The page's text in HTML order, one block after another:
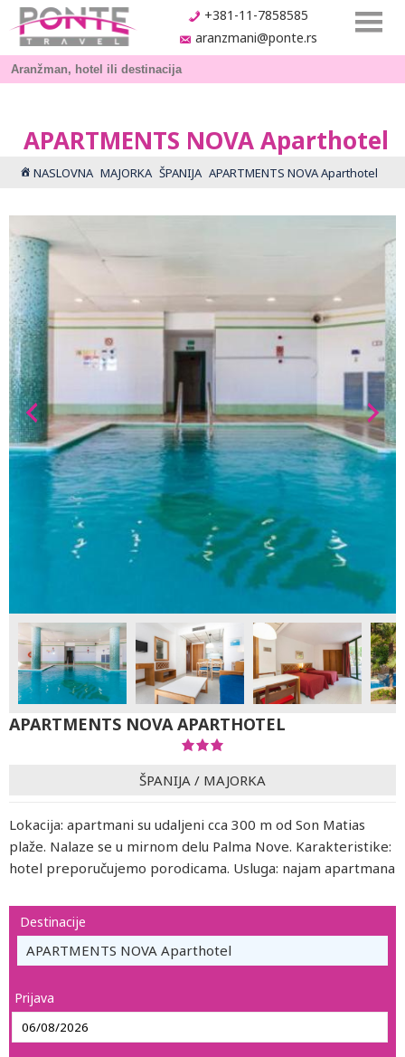
+381-11-7858585
aranzmani@ponte.rs
APARTMENTS NOVA Aparthotel
NASLOVNA MAJORKA ŠPANIJA APARTMENTS NOVA Aparthotel
APARTMENTS NOVA APARTHOTEL
ŠPANIJA / MAJORKA
Lokacija: apartmani su udaljeni cca 300 m od Son Matias
plaže. Nalaze se u mirnom delu Palma Nove. Karakteristike:
hotel preporučujemo porodicama. Usluga: najam apartmana
Destinacije
APARTMENTS NOVA Aparthotel
Prijava